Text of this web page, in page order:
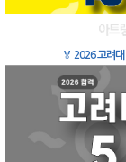
🏅 2026 고려대